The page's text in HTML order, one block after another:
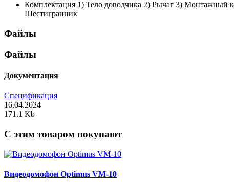
Комплектация 1) Тело доводчика 2) Рычаг 3) Монтажный
Шестигранник
Файлы
Файлы
Документация
Спецификация
16.04.2024
171.1 Kb
C этим товаром покупают
Видеодомофон Optimus VM-10